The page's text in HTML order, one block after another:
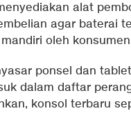
alat
agar baterai
oleh
ponsel dan
dalam daftar
konsol terbaru